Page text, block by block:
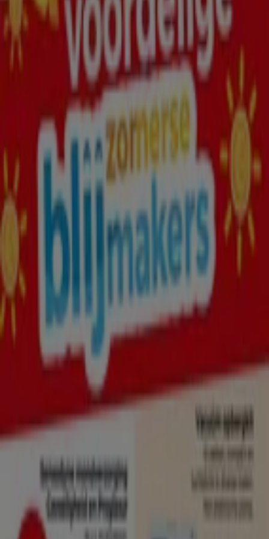
Drogisterij & Parfumerie catalogi in
Enschede
Flyers en beste aanbiedingen in
Enschede
smart
tv
Zwemkleding Badpak Naaimachine wandelschoenen
doe-
mosselen kersen
Drogisterij & Parfumerie in andere
steden
Amsterdam Rotterdam Den Haag
Utrecht
Haarlem
Arnhem
Amersfoort
Apeldoorn
Almere
Enschede
Bekijk meer steden
Deze categorie is gewijd aan
schoonheiden
Parfumerieën
drogisterijenhebben vaak zeer
vergelijkbaar aanbod. Daarom is het nuttig om
met elkaar te vergelijken
actuele aanbiedingen zodat je het product dat je nodig
beste prijs
kunt kopen. In deze sectie vind
folders van de bekendste drogist en parfumerie
bij jou in de buurt.
Zie Drogisterij & Parfumerie aanbiedingen